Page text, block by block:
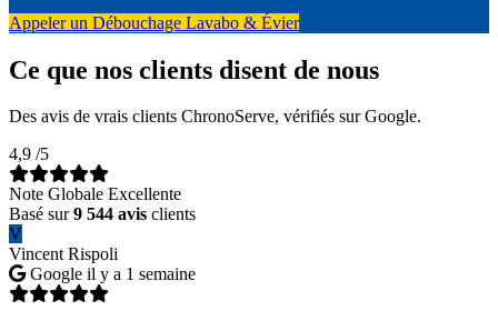
Appeler un Débouchage Lavabo & Évier
Ce que nos clients disent de nous
Des avis de vrais clients ChronoServe, vérifiés sur Google.
4,9 /5
Note Globale Excellente
Basé sur9 544 avis clients
V
Vincent Rispoli
Google il y a 1 semaine